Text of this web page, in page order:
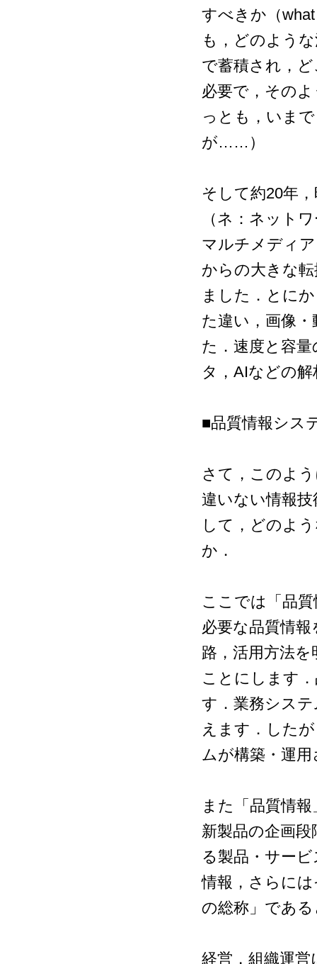
すべきか（
も，どのよう
で蓄積され，
必要で，その
っとも，いま
が……）
そして約20年
（ネ：ネット
マルチメディ
からの大きな
ました．とに
た違い，画像
た．速度と容
タ，AIなどの
■品質情報シス
さて，このよ
違いない情報
して，どのよ
か．
ここでは「品
必要な品質情
路，活用方法
ことにします
す．業務シス
えます．した
ムが構築・運
また「品質情
新製品の企画
る製品・サー
情報，さらに
の総称」であ
経営，組織運